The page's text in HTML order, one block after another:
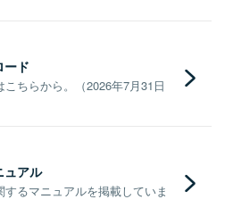
ード
ちらから。（2026年7月31日
ュアル
るマニュアルを掲載していま